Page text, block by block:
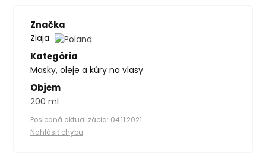
Značka
Ziaja
Kategória
Masky, oleje a kúry na vlasy
Objem
200 ml
Posledná aktualizácia: 04.11.2021
Nahlásiť chybu